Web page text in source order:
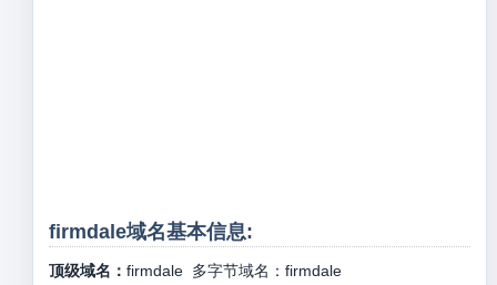
firmdale域名基本信息:
顶级域名： firmdale多字节域名： firmdale